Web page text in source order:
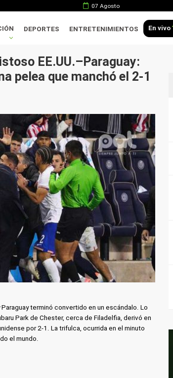
07 Agosto
DEPORTES ENTRETENIMIENTOS En vivo
EE.UU.–Paraguay:
pelea que manchó el 2-1
terminó convertido en un escándalo. Lo
Park de Chester, cerca de Filadelfia, derivó en
por 2-1. La trifulca, ocurrida en el minuto
el mundo.